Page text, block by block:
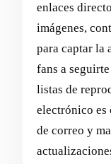
enlaces
imágenes,
para captar la
fans a
listas de
electrónico es
de correo y